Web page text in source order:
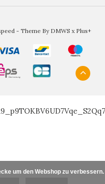
- Theme By DMWS x Plus+
um den Webshop zu